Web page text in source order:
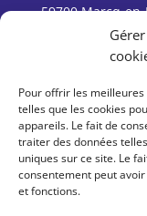
Pour offrir les
telles que les cookies
appareils. Le fait de
traiter des données
uniques sur ce site. Le
consentement peut
et fonctions.
59700 Marcq-